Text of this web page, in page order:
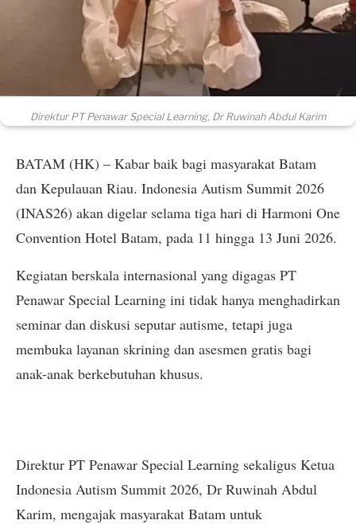
Direktur PT Penawar Special Learning, Dr Ruwinah Abdul Karim
BATAM (HK) – Kabar baik bagi masyarakat Batam
dan Kepulauan Riau. Indonesia Autism Summit 2026
(INAS26) akan digelar selama tiga hari di Harmoni One
Convention Hotel Batam, pada 11 hingga 13 Juni 2026.
Kegiatan berskala internasional yang digagas PT
Penawar Special Learning ini tidak hanya menghadirkan
seminar dan diskusi seputar autisme, tetapi juga
membuka layanan skrining dan asesmen gratis bagi
anak-anak berkebutuhan khusus.
Direktur PT Penawar Special Learning sekaligus Ketua
Indonesia Autism Summit 2026, Dr Ruwinah Abdul
Karim, mengajak masyarakat Batam untuk